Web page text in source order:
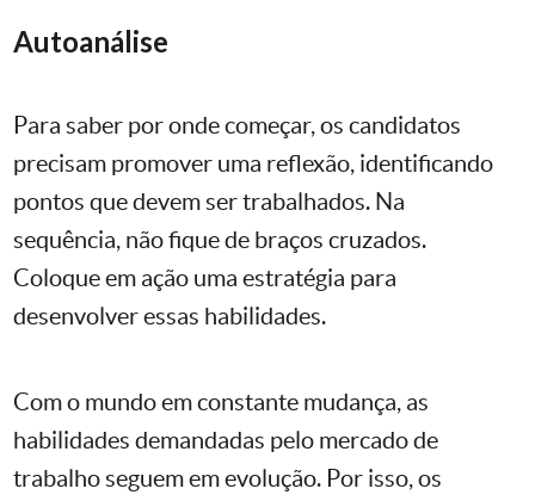
Autoanálise
Para saber por onde começar, os candidatos
precisam promover uma reflexão, identificando
pontos que devem ser trabalhados. Na
sequência, não fique de braços cruzados.
Coloque em ação uma estratégia para
desenvolver essas habilidades.
Com o mundo em constante mudança, as
habilidades demandadas pelo mercado de
trabalho seguem em evolução. Por isso, os